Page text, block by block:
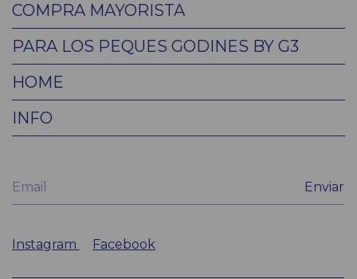
COMPRA MAYORISTA
PARA LOS PEQUES GODINES BY G3
HOME
INFO
Instagram Facebook